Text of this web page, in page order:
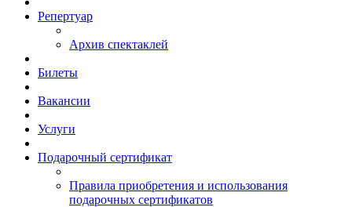
Репертуар
Архив спектаклей
Билеты
Вакансии
Услуги
Подарочный сертификат
Правила приобретения и использования
подарочных сертификатов